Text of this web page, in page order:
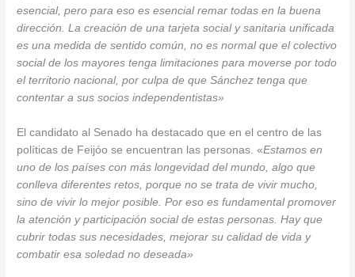
esencial, pero para eso es esencial remar todas en la buena
dirección. La creación de una tarjeta social y sanitaria unificada
es una medida de sentido común, no es normal que el colectivo
social de los mayores tenga limitaciones para moverse por todo
el territorio nacional, por culpa de que Sánchez tenga que
contentar a sus socios independentistas»
El candidato al Senado ha destacado que en el centro de las
políticas de Feijóo se encuentran las personas. «Estamos en
uno de los países con más longevidad del mundo, algo que
conlleva diferentes retos, porque no se trata de vivir mucho,
sino de vivir lo mejor posible. Por eso es fundamental promover
la atención y participación social de estas personas. Hay que
cubrir todas sus necesidades, mejorar su calidad de vida y
combatir esa soledad no deseada»